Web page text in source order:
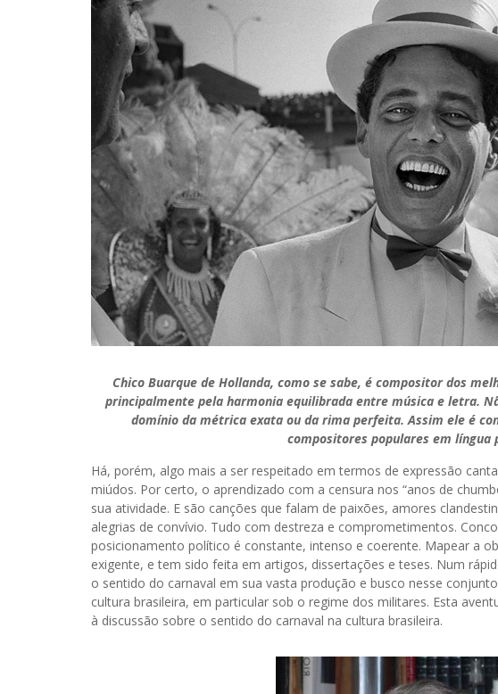
Chico Buarque de Hollanda, como se sabe, é compositor dos
principalmente pela harmonia equilibrada entre música e letra.
domínio da métrica exata ou da rima perfeita. Assim ele é
compositores populares em língua
Há, porém, algo mais a ser respeitado em termos de expressão
miúdos. Por certo, o aprendizado com a censura nos “anos de
sua atividade. E são canções que falam de paixões, amores
alegrias de convívio. Tudo com destreza e comprometimentos.
posicionamento político é constante, intenso e coerente. Mapear a
exigente, e tem sido feita em artigos, dissertações e teses. Num
o sentido do carnaval em sua vasta produção e busco nesse
cultura brasileira, em particular sob o regime dos militares. Esta
à discussão sobre o sentido do carnaval na cultura brasileira.